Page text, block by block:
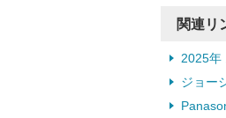
関連リ
2025年
ジョー